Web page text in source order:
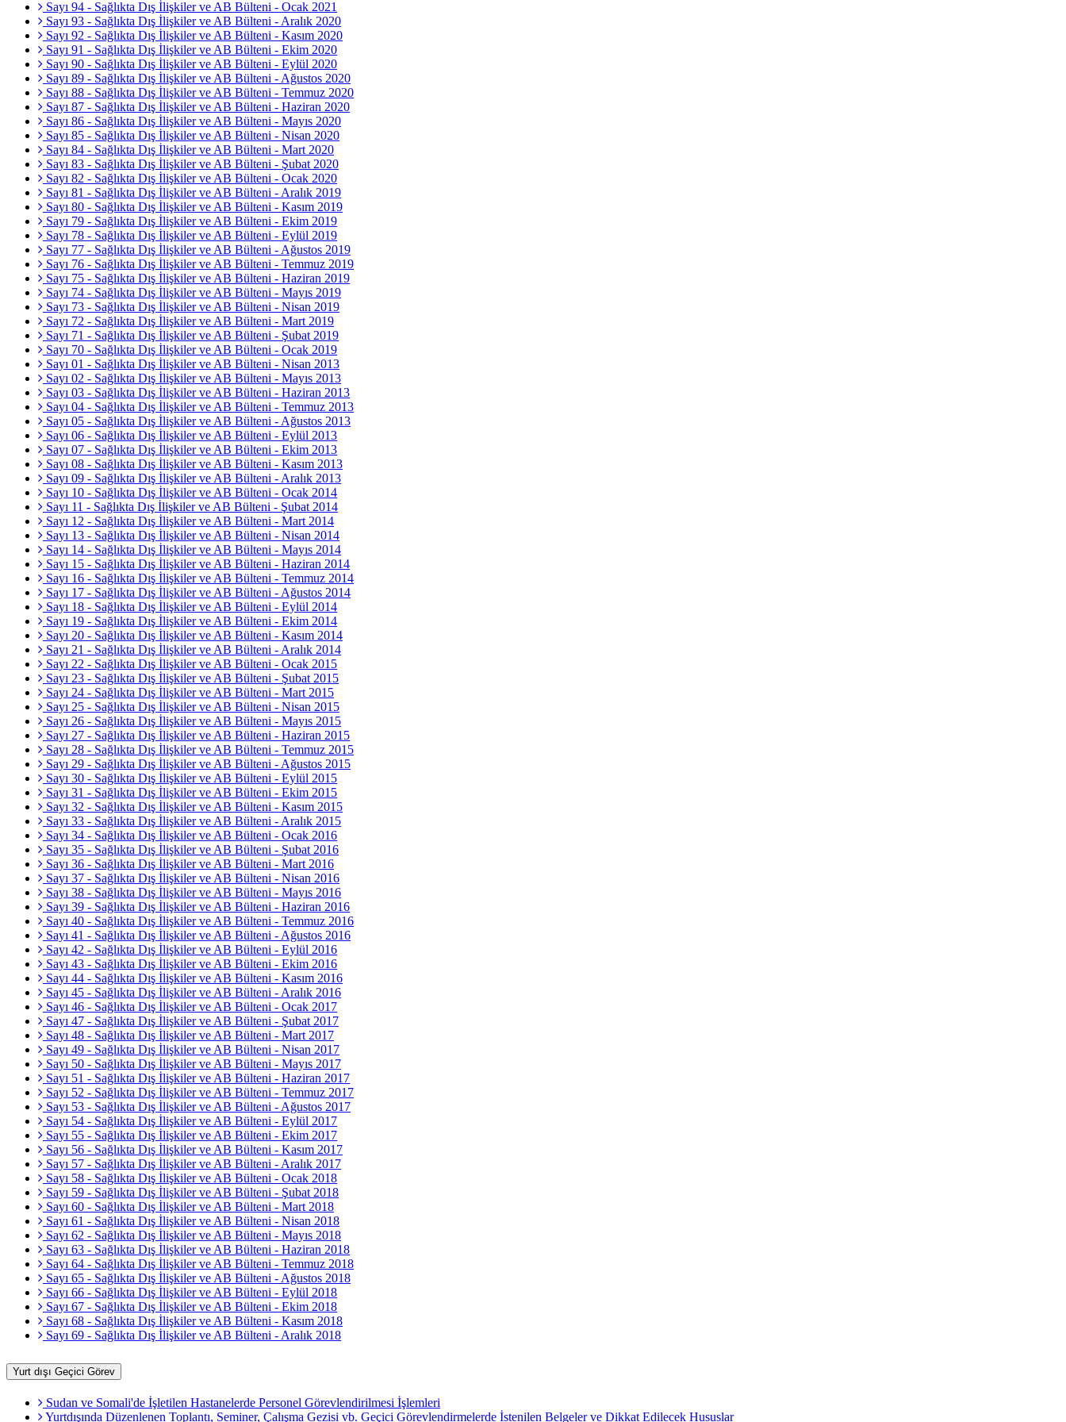
Sayı 94 - Sağlıkta Dış İlişkiler ve AB Bülteni - Ocak 2021
Sayı 93 - Sağlıkta Dış İlişkiler ve AB Bülteni - Aralık 2020
Sayı 92 - Sağlıkta Dış İlişkiler ve AB Bülteni - Kasım 2020
Sayı 91 - Sağlıkta Dış İlişkiler ve AB Bülteni - Ekim 2020
Sayı 90 - Sağlıkta Dış İlişkiler ve AB Bülteni - Eylül 2020
Sayı 89 - Sağlıkta Dış İlişkiler ve AB Bülteni - Ağustos 2020
Sayı 88 - Sağlıkta Dış İlişkiler ve AB Bülteni - Temmuz 2020
Sayı 87 - Sağlıkta Dış İlişkiler ve AB Bülteni - Haziran 2020
Sayı 86 - Sağlıkta Dış İlişkiler ve AB Bülteni - Mayıs 2020
Sayı 85 - Sağlıkta Dış İlişkiler ve AB Bülteni - Nisan 2020
Sayı 84 - Sağlıkta Dış İlişkiler ve AB Bülteni - Mart 2020
Sayı 83 - Sağlıkta Dış İlişkiler ve AB Bülteni - Şubat 2020
Sayı 82 - Sağlıkta Dış İlişkiler ve AB Bülteni - Ocak 2020
Sayı 81 - Sağlıkta Dış İlişkiler ve AB Bülteni - Aralık 2019
Sayı 80 - Sağlıkta Dış İlişkiler ve AB Bülteni - Kasım 2019
Sayı 79 - Sağlıkta Dış İlişkiler ve AB Bülteni - Ekim 2019
Sayı 78 - Sağlıkta Dış İlişkiler ve AB Bülteni - Eylül 2019
Sayı 77 - Sağlıkta Dış İlişkiler ve AB Bülteni - Ağustos 2019
Sayı 76 - Sağlıkta Dış İlişkiler ve AB Bülteni - Temmuz 2019
Sayı 75 - Sağlıkta Dış İlişkiler ve AB Bülteni - Haziran 2019
Sayı 74 - Sağlıkta Dış İlişkiler ve AB Bülteni - Mayıs 2019
Sayı 73 - Sağlıkta Dış İlişkiler ve AB Bülteni - Nisan 2019
Sayı 72 - Sağlıkta Dış İlişkiler ve AB Bülteni - Mart 2019
Sayı 71 - Sağlıkta Dış İlişkiler ve AB Bülteni - Şubat 2019
Sayı 70 - Sağlıkta Dış İlişkiler ve AB Bülteni - Ocak 2019
Sayı 01 - Sağlıkta Dış İlişkiler ve AB Bülteni - Nisan 2013
Sayı 02 - Sağlıkta Dış İlişkiler ve AB Bülteni - Mayıs 2013
Sayı 03 - Sağlıkta Dış İlişkiler ve AB Bülteni - Haziran 2013
Sayı 04 - Sağlıkta Dış İlişkiler ve AB Bülteni - Temmuz 2013
Sayı 05 - Sağlıkta Dış İlişkiler ve AB Bülteni - Ağustos 2013
Sayı 06 - Sağlıkta Dış İlişkiler ve AB Bülteni - Eylül 2013
Sayı 07 - Sağlıkta Dış İlişkiler ve AB Bülteni - Ekim 2013
Sayı 08 - Sağlıkta Dış İlişkiler ve AB Bülteni - Kasım 2013
Sayı 09 - Sağlıkta Dış İlişkiler ve AB Bülteni - Aralık 2013
Sayı 10 - Sağlıkta Dış İlişkiler ve AB Bülteni - Ocak 2014
Sayı 11 - Sağlıkta Dış İlişkiler ve AB Bülteni - Şubat 2014
Sayı 12 - Sağlıkta Dış İlişkiler ve AB Bülteni - Mart 2014
Sayı 13 - Sağlıkta Dış İlişkiler ve AB Bülteni - Nisan 2014
Sayı 14 - Sağlıkta Dış İlişkiler ve AB Bülteni - Mayıs 2014
Sayı 15 - Sağlıkta Dış İlişkiler ve AB Bülteni - Haziran 2014
Sayı 16 - Sağlıkta Dış İlişkiler ve AB Bülteni - Temmuz 2014
Sayı 17 - Sağlıkta Dış İlişkiler ve AB Bülteni - Ağustos 2014
Sayı 18 - Sağlıkta Dış İlişkiler ve AB Bülteni - Eylül 2014
Sayı 19 - Sağlıkta Dış İlişkiler ve AB Bülteni - Ekim 2014
Sayı 20 - Sağlıkta Dış İlişkiler ve AB Bülteni - Kasım 2014
Sayı 21 - Sağlıkta Dış İlişkiler ve AB Bülteni - Aralık 2014
Sayı 22 - Sağlıkta Dış İlişkiler ve AB Bülteni - Ocak 2015
Sayı 23 - Sağlıkta Dış İlişkiler ve AB Bülteni - Şubat 2015
Sayı 24 - Sağlıkta Dış İlişkiler ve AB Bülteni - Mart 2015
Sayı 25 - Sağlıkta Dış İlişkiler ve AB Bülteni - Nisan 2015
Sayı 26 - Sağlıkta Dış İlişkiler ve AB Bülteni - Mayıs 2015
Sayı 27 - Sağlıkta Dış İlişkiler ve AB Bülteni - Haziran 2015
Sayı 28 - Sağlıkta Dış İlişkiler ve AB Bülteni - Temmuz 2015
Sayı 29 - Sağlıkta Dış İlişkiler ve AB Bülteni - Ağustos 2015
Sayı 30 - Sağlıkta Dış İlişkiler ve AB Bülteni - Eylül 2015
Sayı 31 - Sağlıkta Dış İlişkiler ve AB Bülteni - Ekim 2015
Sayı 32 - Sağlıkta Dış İlişkiler ve AB Bülteni - Kasım 2015
Sayı 33 - Sağlıkta Dış İlişkiler ve AB Bülteni - Aralık 2015
Sayı 34 - Sağlıkta Dış İlişkiler ve AB Bülteni - Ocak 2016
Sayı 35 - Sağlıkta Dış İlişkiler ve AB Bülteni - Şubat 2016
Sayı 36 - Sağlıkta Dış İlişkiler ve AB Bülteni - Mart 2016
Sayı 37 - Sağlıkta Dış İlişkiler ve AB Bülteni - Nisan 2016
Sayı 38 - Sağlıkta Dış İlişkiler ve AB Bülteni - Mayıs 2016
Sayı 39 - Sağlıkta Dış İlişkiler ve AB Bülteni - Haziran 2016
Sayı 40 - Sağlıkta Dış İlişkiler ve AB Bülteni - Temmuz 2016
Sayı 41 - Sağlıkta Dış İlişkiler ve AB Bülteni - Ağustos 2016
Sayı 42 - Sağlıkta Dış İlişkiler ve AB Bülteni - Eylül 2016
Sayı 43 - Sağlıkta Dış İlişkiler ve AB Bülteni - Ekim 2016
Sayı 44 - Sağlıkta Dış İlişkiler ve AB Bülteni - Kasım 2016
Sayı 45 - Sağlıkta Dış İlişkiler ve AB Bülteni - Aralık 2016
Sayı 46 - Sağlıkta Dış İlişkiler ve AB Bülteni - Ocak 2017
Sayı 47 - Sağlıkta Dış İlişkiler ve AB Bülteni - Şubat 2017
Sayı 48 - Sağlıkta Dış İlişkiler ve AB Bülteni - Mart 2017
Sayı 49 - Sağlıkta Dış İlişkiler ve AB Bülteni - Nisan 2017
Sayı 50 - Sağlıkta Dış İlişkiler ve AB Bülteni - Mayıs 2017
Sayı 51 - Sağlıkta Dış İlişkiler ve AB Bülteni - Haziran 2017
Sayı 52 - Sağlıkta Dış İlişkiler ve AB Bülteni - Temmuz 2017
Sayı 53 - Sağlıkta Dış İlişkiler ve AB Bülteni - Ağustos 2017
Sayı 54 - Sağlıkta Dış İlişkiler ve AB Bülteni - Eylül 2017
Sayı 55 - Sağlıkta Dış İlişkiler ve AB Bülteni - Ekim 2017
Sayı 56 - Sağlıkta Dış İlişkiler ve AB Bülteni - Kasım 2017
Sayı 57 - Sağlıkta Dış İlişkiler ve AB Bülteni - Aralık 2017
Sayı 58 - Sağlıkta Dış İlişkiler ve AB Bülteni - Ocak 2018
Sayı 59 - Sağlıkta Dış İlişkiler ve AB Bülteni - Şubat 2018
Sayı 60 - Sağlıkta Dış İlişkiler ve AB Bülteni - Mart 2018
Sayı 61 - Sağlıkta Dış İlişkiler ve AB Bülteni - Nisan 2018
Sayı 62 - Sağlıkta Dış İlişkiler ve AB Bülteni - Mayıs 2018
Sayı 63 - Sağlıkta Dış İlişkiler ve AB Bülteni - Haziran 2018
Sayı 64 - Sağlıkta Dış İlişkiler ve AB Bülteni - Temmuz 2018
Sayı 65 - Sağlıkta Dış İlişkiler ve AB Bülteni - Ağustos 2018
Sayı 66 - Sağlıkta Dış İlişkiler ve AB Bülteni - Eylül 2018
Sayı 67 - Sağlıkta Dış İlişkiler ve AB Bülteni - Ekim 2018
Sayı 68 - Sağlıkta Dış İlişkiler ve AB Bülteni - Kasım 2018
Sayı 69 - Sağlıkta Dış İlişkiler ve AB Bülteni - Aralık 2018
Yurt dışı Geçici Görev
Sudan ve Somali'de İşletilen Hastanelerde Personel Görevlendirilmesi İşlemleri
Yurtdışında Düzenlenen Toplantı, Seminer, Çalışma Gezisi vb. Geçici Görevlendirmelerde İstenilen Belgeler ve Dikkat Edilecek Hususlar